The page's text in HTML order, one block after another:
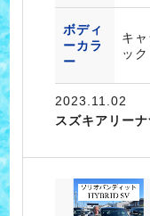
ボディ
ーカラ
ー
キ
ッ
2023.11.02
スズキアリー